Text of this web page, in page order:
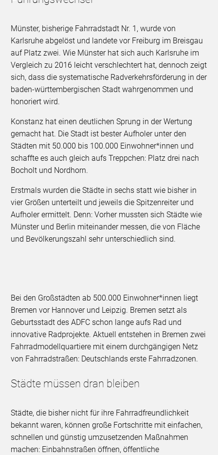
Münster, bisherige Fahrradstadt Nr. 1, wurde von
Karlsruhe abgelöst und landete vor Freiburg im Breisgau
auf Platz zwei. Wie Münster hat sich auch Karlsruhe im
Vergleich zu 2016 leicht verschlechtert hat, dennoch zeigt
sich, dass die systematische Radverkehrsförderung in der
baden-württembergischen Stadt wahrgenommen und
honoriert wird.
Konstanz hat einen deutlichen Sprung in der Wertung
gemacht hat. Die Stadt ist bester Aufholer unter den
Städten mit 50.000 bis 100.000 Einwohner*innen und
schaffte es auch gleich aufs Treppchen: Platz drei nach
Bocholt und Nordhorn.
Erstmals wurden die Städte in sechs statt wie bisher in
vier Größen unterteilt und jeweils die Spitzenreiter und
Aufholer ermittelt. Denn: Vorher mussten sich Städte wie
Münster und Berlin miteinander messen, die von Fläche
und Bevölkerungszahl sehr unterschiedlich sind.
Bei den Großstädten ab 500.000 Einwohner*innen liegt
Bremen vor Hannover und Leipzig. Bremen setzt als
Geburtsstadt des ADFC schon lange aufs Rad und
innovative Radprojekte. Aktuell entstehen in Bremen zwei
Fahrradmodellquartiere mit einem durchgängigen Netz
von Fahrradstraßen: Deutschlands erste Fahrradzonen.
Städte müssen dran bleiben
Städte, die bisher nicht für ihre Fahrradfreundlichkeit
bekannt waren, können große Fortschritte mit einfachen,
schnellen und günstig umzusetzenden Maßnahmen
machen: Einbahnstraßen öffnen, öffentliche